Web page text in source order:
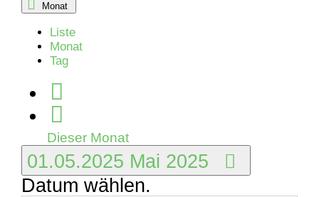
Monat
Liste
Monat
Tag
Dieser Monat
01.05.2025 Mai 2025
Datum wählen.